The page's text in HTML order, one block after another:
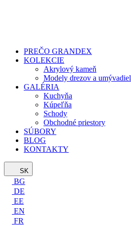
PREČO GRANDEX
KOLEKCIE
Akrylový kameň
Modely drezov a umývadiel
GALÉRIA
Kuchyňa
Kúpeľňa
Schody
Obchodné priestory
SÚBORY
BLOG
KONTAKTY
SK
BG
DE
EE
EN
FR